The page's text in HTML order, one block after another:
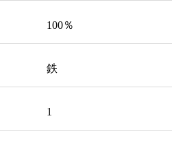
100％
鉄
1